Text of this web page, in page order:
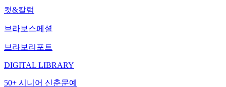
컷&칼럼
브라보스페셜
브라보리포트
DIGITAL LIBRARY
50+ 시니어 신춘문예